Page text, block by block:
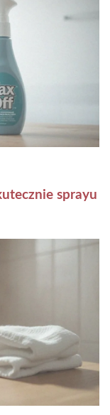
sprayu